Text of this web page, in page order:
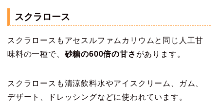
スクラロース
スクラロースもアセスルファムカリウムと同じ人工甘
味料の一種で、 砂糖の600倍の甘さ があります。
スクラロースも清涼飲料水やアイスクリーム、ガム、
デザート、ドレッシングなどに使われています。